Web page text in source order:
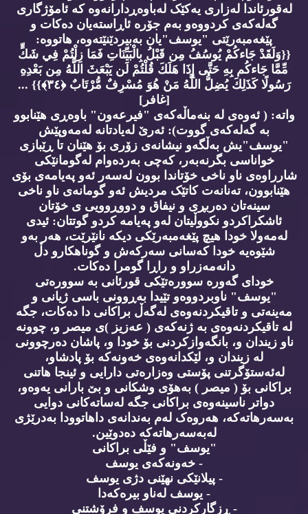
لەقورئاندا لەزاری یەکێک لەباوەڕدارانەوە کە ئامۆژگاری
گەلەکەی کردووەو بەم جۆرە ئاڕاستەیان دەکات و
پێغەمبەرێتی "یوسف"یان بەبیردێنێتەوە، هاتووە:
{{وَلَقَدْ جَاءكُمْ يُوسُفُ مِن قَبْلُ بِالْبَيِّنَاتِ فَمَا زِلْتُمْ فِي شَكٍّ
مِّمَّا جَاءكُم بِهِ حَتَّى إِذَا هَلَكَ قُلْتُمْ لَن يَبْعَثَ اللَّهُ مِن بَعْدِهِ
رَسُولًا كَذَلِكَ يُضِلُّ اللَّهُ مَنْ هُوَ مُسْرِفٌ مُّرْتَابٌ ﴿٣٤﴾}} ...
[غافر]
واتە: ( ئەوەی لە بنەماڵەکەی "فیرعەون" باوەڕی هێنابوو
بە گەلەکەی گووت): ئەرێ لەیادتانە لەمەوپێش
"یوسف"یش بەڵگەو نیشانەی زۆری بۆ هێنان تا ڕێبازی
خواناسی بگرنەبەر، کەچی بەردەوام لەگومانێکی
شارراوەی ناو ناخی خۆتاندا بوون لەسەر ئەو پەیامەی بۆی
هێنابوون، تەنانەت کاتێک مردیش ئەو گومانەی ناو ناخی
سینەتان دەربڕی و نیفاق و دووڕوویی ی خۆتان
ئاشکراکردو نکووڵیتان لەو پەیامە کردو گوتتان: ئیدی
لەمەولا خودا هیچ پێغەمبەرێکی دیکە نانێرێت، هەر بەو
شێوەیە خودا کەسانی سەرکەش و گوناهکارو دڵ
دانەمەزراو و راڕا گومرا دەکات.
خودای گەورە سوورەتێکی قورئانی بە سوورەتی
"یوسف" ناوبردووەو تێیدا بەڕوونی باسی ژیانی و
مەینەتی و تاقیکردنەوەی لەگەڵ براکانی دا دەکات، جگە
لە تاقیکردنەوەی بە ژنەکەی ( عەزیز )ی ميصر و، چوونە
ناو زیندان و، بانگەوازکردنی بۆ خودا و، پاشان دەرچوونی
لە زیندان و، لێکدانەوەی خەونەکە بۆ پادشاو،
لەئەستۆگرتنی پۆستی وەزارەتی دارایی و ئینجا هاتنی
براکانی بۆ ( ميصر ) بەهۆی وشکانی و بێ بارانی یەوەو،
دواتر ناسینەوەی براکانی جگە لەساتەکانی دوایی
بەسەرهاتەکە، هەروەک لەم بەندانەی داهاتوودا بەدرێژی
لەبەسەرهاتەکە دەدوێین.
"یوسف" و فێڵی براکانی
- خەونەکەی یوسف
- پیلانێکی نهێنی دژی یوسف
- یوسف لەناو بیرەکەدا
- ڕزگارکردنی یوسف و فرۆشتنی